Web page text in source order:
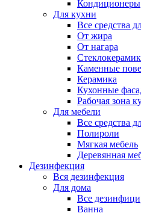
Кондиционеры
Для кухни
Все средства
От жира
От нагара
Каменные
Керамика
Кухонные
Рабочая зона
Для мебели
Все средства
Полироли
Мягкая мебель
Деревянная
Дезинфекция
Вся дезинфекция
Для дома
Все
Ванна